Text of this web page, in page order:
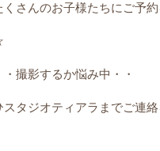
さんのお子様たちにご予約
撮影するか悩み中・・
タジオティアラまでご連